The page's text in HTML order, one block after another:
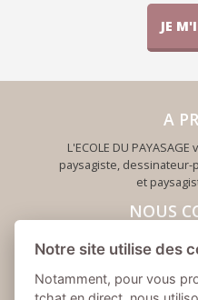
JE
A
L'ECOLE DU
paysagiste,
et
NOUS
01
Notre site utilise des
Notamment, pour vous